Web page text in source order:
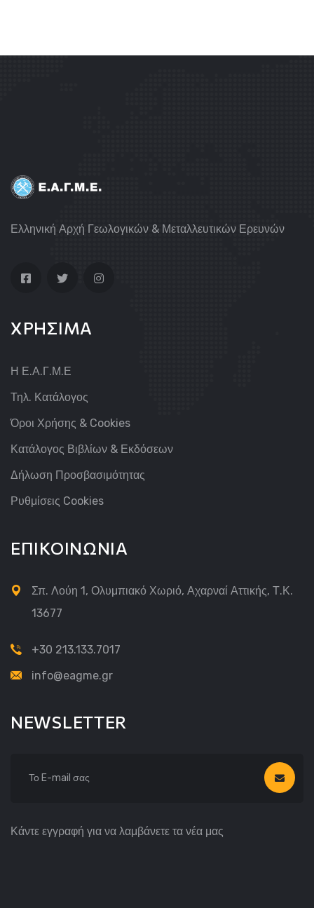
Ελληνική Αρχή Γεωλογικών & Μεταλλευτικών Ερευνών
ΧΡΗΣΙΜΑ
Η Ε.Α.Γ.Μ.Ε
Τηλ. Κατάλογος
Όροι Χρήσης & Cookies
Κατάλογος Βιβλίων & Εκδόσεων
Δήλωση Προσβασιμότητας
Ρυθμίσεις Cookies
ΕΠΙΚΟΙΝΩΝΙΑ
Σπ. Λούη 1, Ολυμπιακό Χωριό, Αχαρναί Αττικής, Τ.Κ.
13677
+30 213.133.7017
info@eagme.gr
NEWSLETTER
Κάντε εγγραφή για να λαμβάνετε τα νέα μας